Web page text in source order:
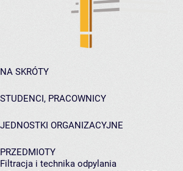
NA SKRÓTY
STUDENCI, PRACOWNICY
JEDNOSTKI ORGANIZACYJNE
PRZEDMIOTY
Filtracja i technika odpylania